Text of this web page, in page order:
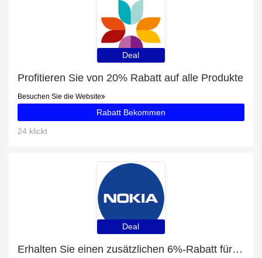
Deal
Profitieren Sie von 20% Rabatt auf alle Produkte
Besuchen Sie die Website
Rabatt Bekommen
24 klickt
Deal
Erhalten Sie einen zusätzlichen 6%-Rabatt für Nokia Go Earbuds 2 +